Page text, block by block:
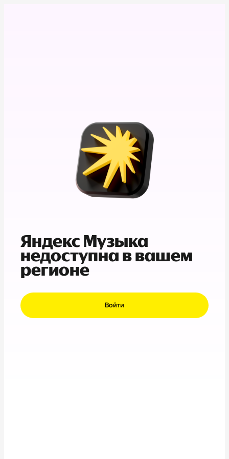
Яндекс Музыка
недоступна в вашем
регионе
Войти